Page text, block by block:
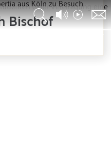
aus Köln zu Besuch
Bischof